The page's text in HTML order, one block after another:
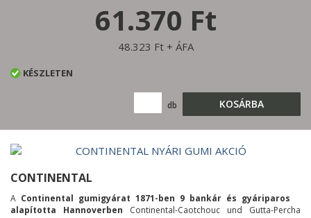
61.370 Ft
48.323 Ft + ÁFA
KÉSZLETEN
db KOSÁRBA
CONTINENTAL
A Continental gumigyárat 1871-ben 9 bankár és gyáriparos
alapította Hannoverben Continental-Caotchouc und Gutta-Percha